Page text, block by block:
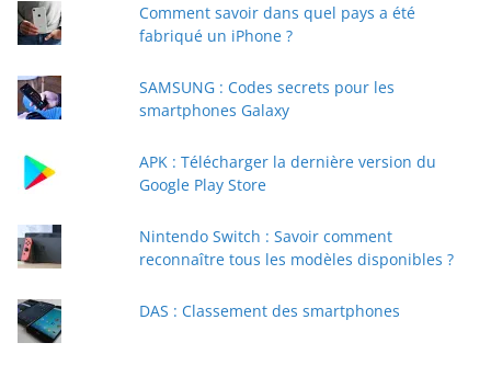
Comment savoir dans quel pays a été
fabriqué un iPhone ?
SAMSUNG : Codes secrets pour les
smartphones Galaxy
APK : Télécharger la dernière version du
Google Play Store
Nintendo Switch : Savoir comment
reconnaître tous les modèles disponibles ?
DAS : Classement des smartphones